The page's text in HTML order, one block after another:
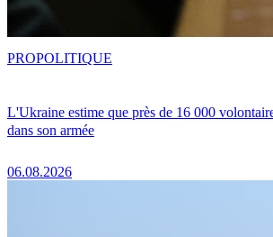
L'Ukraine estime que près de 16 000
dans son armée
06.08.2026
PROPOLITIQUE